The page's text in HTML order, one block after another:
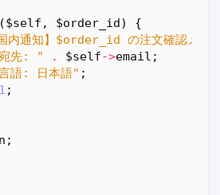
($self, $order_id) {
内通知】$order_id の注文確認メー
先: " . $self->email ;
語: 日本語" ;
1 ;
;